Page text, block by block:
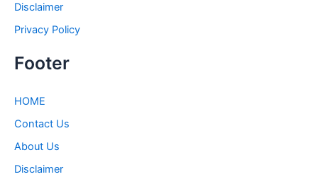
Disclaimer
Privacy Policy
Footer
HOME
Contact Us
About Us
Disclaimer